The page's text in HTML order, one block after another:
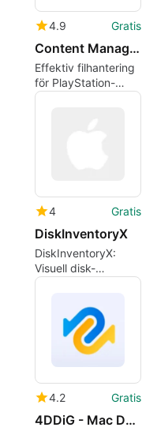
4.9 Gratis
Content Manager Assistant for PlayStation
Effektiv filhantering
för PlayStation-
enheter
4 Gratis
DiskInventoryX
DiskInventoryX:
Visuell disk-
användningsanalys
kraftanvändare
4.2 Gratis
4DDiG - Mac Data Recovery